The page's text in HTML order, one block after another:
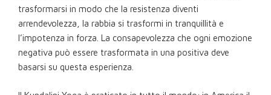
trasformarsi in modo che la resistenza diventi
arrendevolezza, la rabbia si trasformi in tranquillità e
l’impotenza in forza. La consapevolezza che ogni emozione
negativa può essere trasformata in una positiva deve
basarsi su questa esperienza.